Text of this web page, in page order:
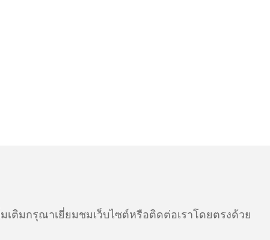
ติมกรุณาเยี่ยมชมเว็บไซต์หรือติดต่อเราโดยตรงด้วย